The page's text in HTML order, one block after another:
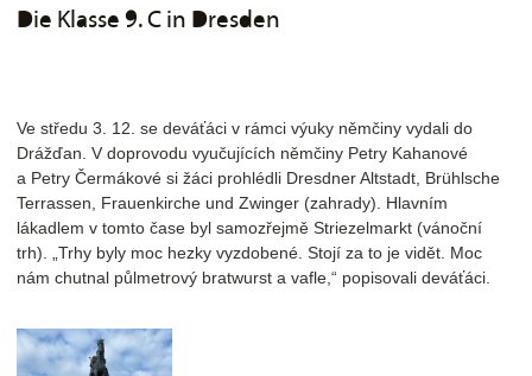
Die Klasse 9. C in Dresden
Ve středu 3. 12. se deváťáci v rámci výuky němčiny vydali do
Drážďan. V doprovodu vyučujících němčiny Petry Kahanové
a Petry Čermákové si žáci prohlédli Dresdner Altstadt, Brühlsche
Terrassen, Frauenkirche und Zwinger (zahrady). Hlavním
lákadlem v tomto čase byl samozřejmě Striezelmarkt (vánoční
trh). „Trhy byly moc hezky vyzdobené. Stojí za to je vidět. Moc
nám chutnal půlmetrový bratwurst a vafle,“ popisovali deváťáci.